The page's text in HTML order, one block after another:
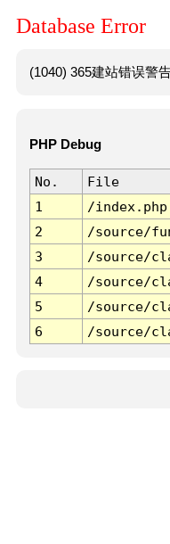
Database Error
(1040) 365建站错误警
PHP Debug
No. File
1
/index.php
2
/source/
3
/source/
4
/source/
5
/source/
6
/source/